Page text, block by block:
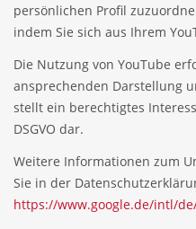
persönlichen Profil
indem Sie sich aus Ihrem
Die Nutzung von YouTube
ansprechenden Darstellung
stellt ein berechtigtes
DSGVO dar.
Weitere Informationen zum
Sie in der
https://www.google.de/intl/